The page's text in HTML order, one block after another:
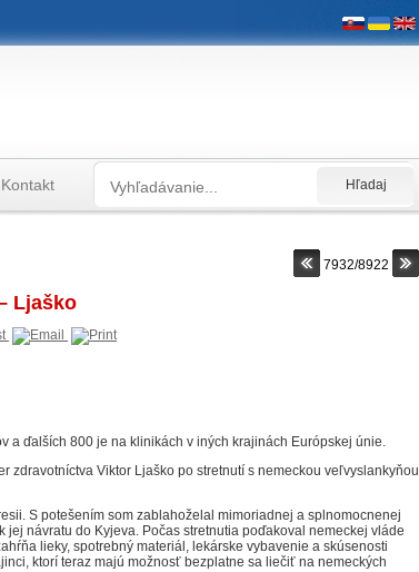
Kontakt
7932/8922
Ljaško
a ďalších 800 je na klinikách v iných krajinách Európskej únie.
zdravotníctva Viktor Ljaško po stretnutí s nemeckou veľvyslankyňou
S potešením som zablahoželal mimoriadnej a splnomocnenej
jej návratu do Kyjeva. Počas stretnutia poďakoval nemeckej vláde
lieky, spotrebný materiál, lekárske vybavenie a skúsenosti
ktorí teraz majú možnosť bezplatne sa liečiť na nemeckých